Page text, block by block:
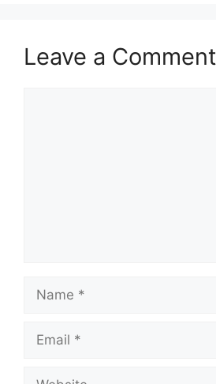
Leave a Comment